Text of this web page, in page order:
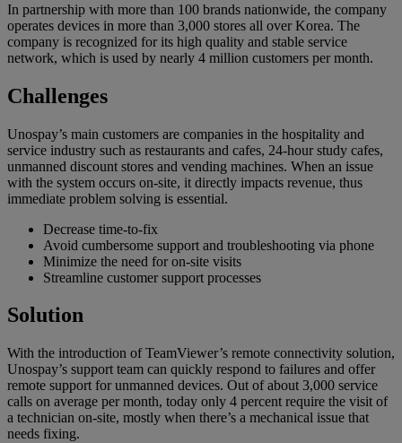
In partnership with more than 100 brands nationwide, the company
operates devices in more than 3,000 stores all over Korea. The
company is recognized for its high quality and stable service
network, which is used by nearly 4 million customers per month.
Challenges
Unospay’s main customers are companies in the hospitality and
service industry such as restaurants and cafes, 24-hour study cafes,
unmanned discount stores and vending machines. When an issue
with the system occurs on-site, it directly impacts revenue, thus
immediate problem solving is essential.
Decrease time-to-fix
Avoid cumbersome support and troubleshooting via phone
Minimize the need for on-site visits
Streamline customer support processes
Solution
With the introduction of TeamViewer’s remote connectivity solution,
Unospay’s support team can quickly respond to failures and offer
remote support for unmanned devices. Out of about 3,000 service
calls on average per month, today only 4 percent require the visit of
a technician on-site, mostly when there’s a mechanical issue that
needs fixing.